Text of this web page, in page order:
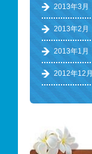
2013年3月
2013年2月
2013年1月
2012年12月